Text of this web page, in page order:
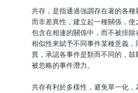
共存，是指通過強調存在著的各種
而非差異性，建立起一種關係，
包含在相連的關係中，而不被排
相似性來賦予不同事件某種意義
異，承認各事件是類而不同的，
被忽略的事件潛力。
共存有利於多樣性，避免單一化